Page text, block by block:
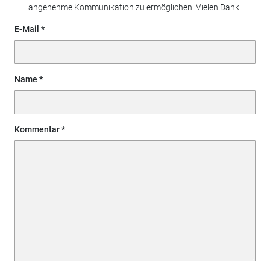
angenehme Kommunikation zu ermöglichen. Vielen Dank!
E-Mail
Name
Kommentar